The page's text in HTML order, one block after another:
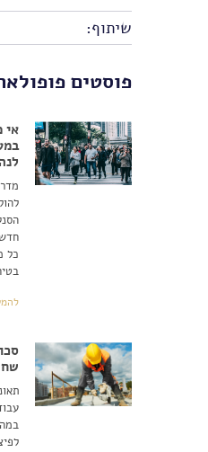
שיתוף:
פוסטים
אי
כל